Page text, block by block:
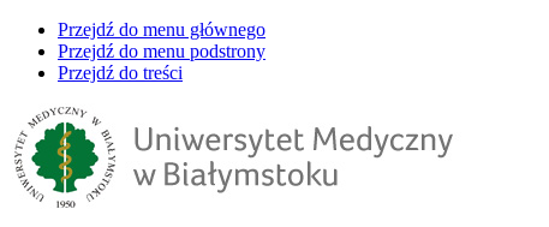
Przejdź do menu głównego
Przejdź do menu podstrony
Przejdź do treści